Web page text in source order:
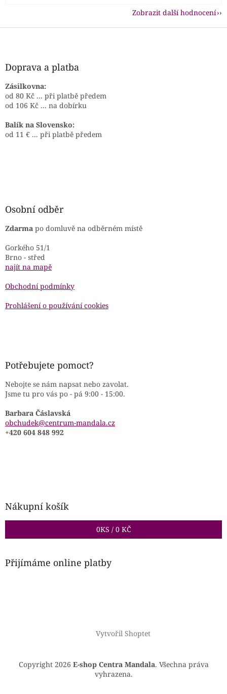
Zobrazit další hodnocení
Z
Doprava a platba
Zásilkovna:
od 80 Kč ... při platbě předem
od 106 Kč ... na dobírku
Balík na Slovensko:
od 11 € ... při platbě předem
Osobní odběr
Zdarma po domluvě na odběrném místě
Gorkého 51/1
Brno - střed
najít na mapě
Obchodní podmínky
Prohlášení o používání cookies
Potřebujete pomoct?
Nebojte se nám napsat nebo zavolat.
Jsme tu pro vás po - pá 9:00 - 15:00.
Barbara Čáslavská
obchudek@centrum-mandala.cz
+420 604 848 992
Nákupní košík
0KS / 0 KČ
Přijímáme online platby
Vytvořil Shoptet
Copyright 2026 E-shop Centra Mandala. Všechna práva
vyhrazena.